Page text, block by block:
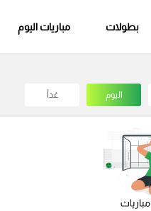
بطولات مباريات اليوم
اليوم غداً